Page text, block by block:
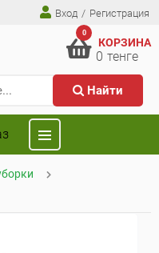
Вход / Регистрация
Найти
0
КОРЗИНА
0 тенге